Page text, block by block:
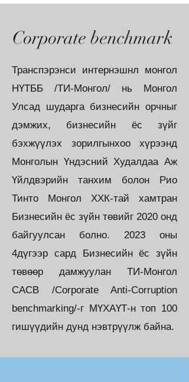
Corporate benchmark
Транспэрэнси интернэшнл монгол
НҮТББ /ТИ-Монгол/ нь Монгол
Улсад шударга бизнесийн орчныг
дэмжих, бизнесийн ёс зүйг
бэхжүүлэх зорилгынхоо хүрээнд
Монголын Үндэсний Худалдаа Аж
Үйлдвэрийн танхим болон Рио
Тинто Монгол ХХК-тай хамтран
Бизнесийн ёс зүйн төвийг 2020 онд
байгуулсан болно. 2023 оны
4дүгээр сард Бизнесийн ёс зүйн
төвөөр дамжуулан ТИ-Монгол
CACB /Corporate Anti-Corruption
benchmarking/-г МҮХАҮТ-н топ 100
гишүүдийн дунд нэвтрүүлж байна.